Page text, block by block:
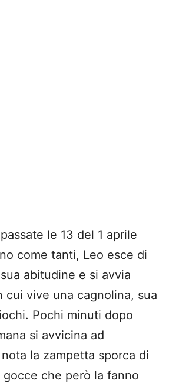
le 13 del 1 aprile
come tanti, Leo esce di
abitudine e si avvia
cui vive una cagnolina, sua
Pochi minuti dopo
si avvicina ad
la zampetta sporca di
gocce che però la fanno